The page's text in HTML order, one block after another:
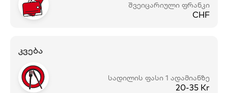
შვეიცარიული ფრანკი
CHF
კვება
სადილის ფასი 1 ადამიანზე
20-35 Kr